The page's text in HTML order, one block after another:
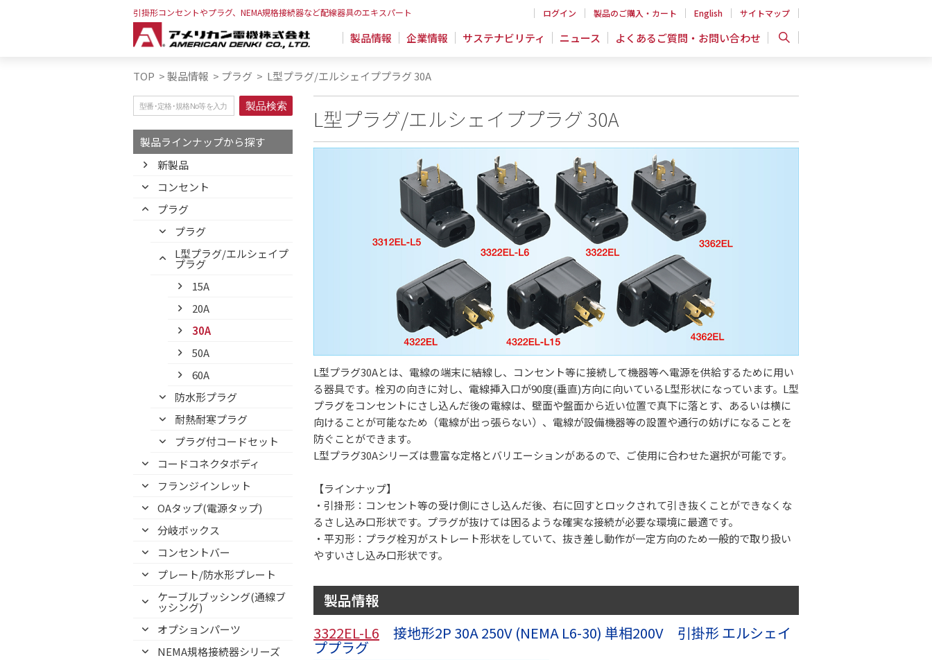
引掛形コンセントやプラグ、NEMA規格接続器など配線器具のエキスパート ログイン 製品のご購入・カート English サイトマップ
製品情報 企業情報 サステナビリティ ニュース よくあるご質問・お問い合わせ
TOP >製品情報 > プラグ > L型プラグ/エルシェイププラグ 30A
製品ラインナップから探す
新製品
コンセント
プラグ
プラグ
L型プラグ/エルシェイプ
プラグ
15A
20A
30A
50A
60A
防水形プラグ
耐熱耐寒プラグ
プラグ付コードセット
コードコネクタボディ
フランジインレット
OAタップ(電源タップ)
分岐ボックス
コンセントバー
プレート/防水形プレート
ケーブルブッシング(通線ブ
ッシング)
オプションパーツ
NEMA規格接続器シリーズ
L型プラグ/エルシェイププラグ 30A
L型プラグ30Aとは、電線の端末に結線し、コンセント等に接続して機器等へ電源を供給するために用い
る器具です。栓刃の向きに対し、電線挿入口が90度(垂直)方向に向いているL型形状になっています。L型
プラグをコンセントにさし込んだ後の電線は、壁面や盤面から近い位置で真下に落とす、あるいは横に
向けることが可能なため（電線が出っ張らない）、電線が設備機器等の設置や通行の妨げになることを
防ぐことができます。
L型プラグ30Aシリーズは豊富な定格とバリエーションがあるので、ご使用に合わせた選択が可能です。
【ラインナップ】
・引掛形：コンセント等の受け側にさし込んだ後、右に回すとロックされて引き抜くことができなくな
るさし込み口形状です。プラグが抜けては困るような確実な接続が必要な環境に最適です。
・平刃形：プラグ栓刃がストレート形状をしていて、抜き差し動作が一定方向のため一般的で取り扱い
やすいさし込み口形状です。
製品情報
3322EL-L6 接地形2P 30A 250V (NEMA L6-30) 単相200V 引掛形 エルシェイ
ププラグ